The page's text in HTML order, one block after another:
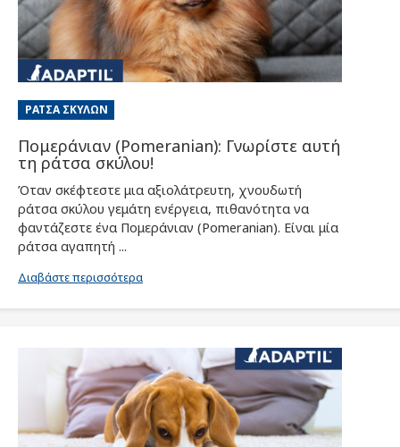
ΡΆΤΣΑ ΣΚΎΛΩΝ
Πομεράνιαν (Pomeranian): Γνωρίστε αυτή
τη ράτσα σκύλου!
Όταν σκέφτεστε μια αξιολάτρευτη, χνουδωτή
ράτσα σκύλου γεμάτη ενέργεια, πιθανότητα να
φαντάζεστε ένα Πομεράνιαν (Pomeranian). Είναι μία
ράτσα αγαπητή ...
Διαβάστε περισσότερα